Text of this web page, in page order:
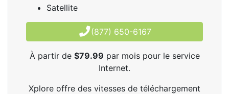
Satellite
(877) 650-6167
À partir de $79.99 par mois pour le service
Internet.
Xplore offre des vitesses de téléchargement